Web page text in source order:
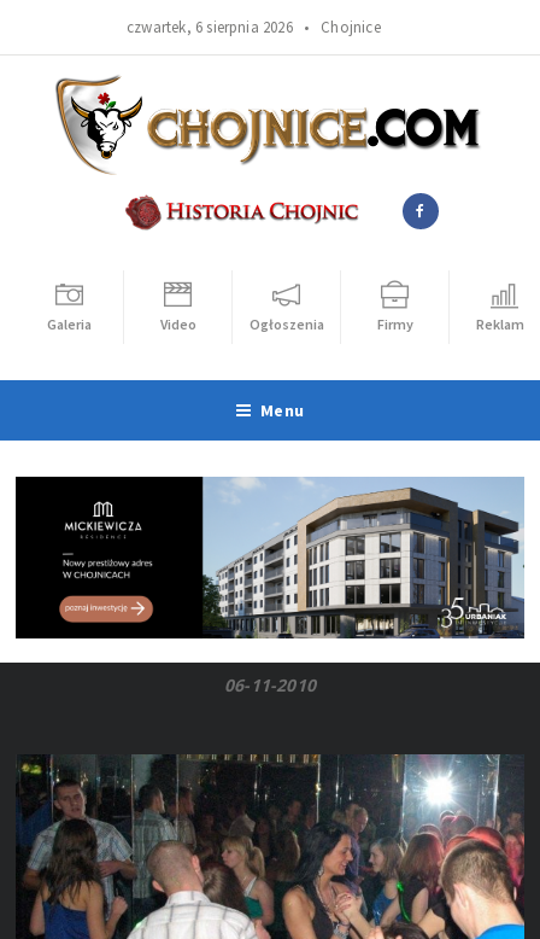
czwartek, 6 sierpnia 2026 • Chojnice
Galeria Video Ogłoszenia Firmy Reklama
Menu
06-11-2010